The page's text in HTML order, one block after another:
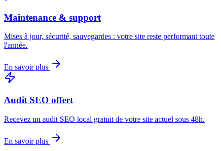
Maintenance & support
Mises à jour, sécurité, sauvegardes : votre site reste performant toute
l'année.
En savoir plus
Audit SEO offert
Recevez un audit SEO local gratuit de votre site actuel sous 48h.
En savoir plus